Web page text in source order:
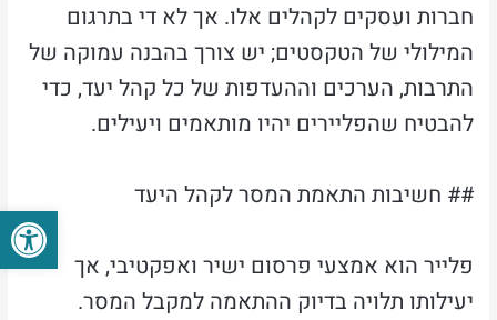
פתח
חברות ועסקים לקהלים אלו. אך לא די בתרגום
המילולי של הטקסטים; יש צורך בהבנה עמוקה של
התרבות, הערכים וההעדפות של כל קהל יעד, כדי
להבטיח שהפליירים יהיו מותאמים ויעילים.
## חשיבות התאמת המסר לקהל היעד
פלייר הוא אמצעי פרסום ישיר ואפקטיבי, אך
יעילותו תלויה בדיוק ההתאמה למקבל המסר.